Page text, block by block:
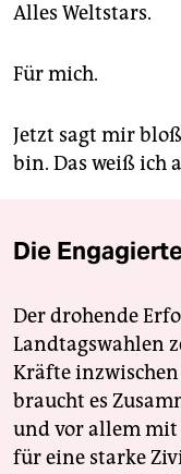
Alles Weltstars.
Für mich.
Jetzt sagt mir
bin. Das weiß ich
Die
Der drohende
Landtagswahlen
Kräfte
braucht es
und vor allem mit
für eine starke